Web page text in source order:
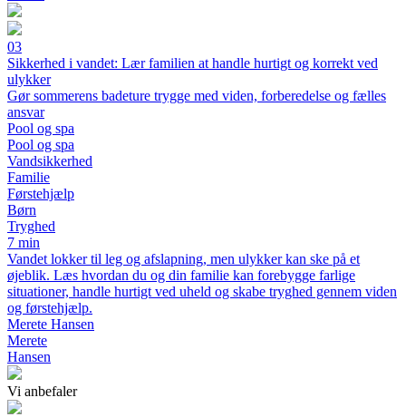
03
Sikkerhed i vandet: Lær familien at handle hurtigt og korrekt ved
ulykker
Gør sommerens badeture trygge med viden, forberedelse og fælles
ansvar
Pool og spa
Pool og spa
Vandsikkerhed
Familie
Førstehjælp
Børn
Tryghed
7 min
Vandet lokker til leg og afslapning, men ulykker kan ske på et
øjeblik. Læs hvordan du og din familie kan forebygge farlige
situationer, handle hurtigt ved uheld og skabe tryghed gennem viden
og førstehjælp.
Merete Hansen
Merete
Hansen
Vi anbefaler